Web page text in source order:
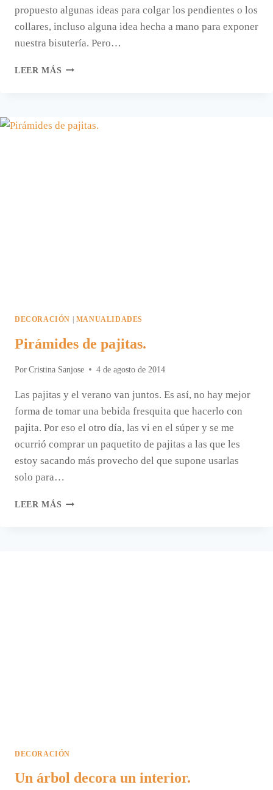
propuesto algunas ideas para colgar los pendientes o los
collares, incluso alguna idea hecha a mano para exponer
nuestra bisutería. Pero…
LEER MÁS LOS
CLAIRE’S.
DECORACIÓN MANUALIDADES
Pirámides de pajitas.
Por Cristina Sanjose 4 de agosto de 2014
Las pajitas y el verano van juntos. Es así, no hay mejor
forma de tomar una bebida fresquita que hacerlo con
pajita. Por eso el otro día, las vi en el súper y se me
ocurrió comprar un paquetito de pajitas a las que les
estoy sacando más provecho del que supone usarlas
solo para…
LEER MÁS PIRÁMIDES
DECORACIÓN
Un árbol decora un interior.